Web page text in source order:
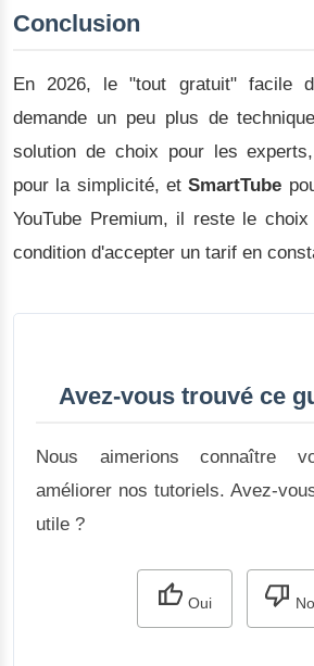
Conclusion
En 2026, le "tout gratuit" facile
demande un peu plus de
solution de choix pour les experts,
pour la simplicité, etSmartTube
YouTube Premium, il reste le
condition d'accepter un tarif en
Avez-vous trouvé ce
Nous aimerions connaître
améliorer nos tutoriels. Avez-
utile ?
Oui